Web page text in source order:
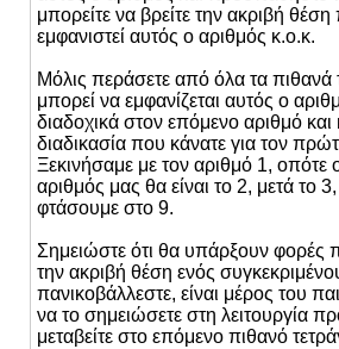
μπορείτε να βρείτε την ακριβή
εμφανιστεί αυτός ο αριθμός κ.ο.κ.
Μόλις περάσετε από όλα τα
μπορεί να εμφανίζεται αυτός ο
διαδοχικά στον επόμενο αριθμό και
διαδικασία που κάνατε για τον
Ξεκινήσαμε με τον αριθμό 1, οπότε
αριθμός μας θα είναι το 2, μετά το
φτάσουμε στο 9.
Σημειώστε ότι θα υπάρξουν φορές
την ακριβή θέση ενός
πανικοβάλλεστε, είναι μέρος του
να το σημειώσετε στη λειτουργία
μεταβείτε στο επόμενο πιθανό